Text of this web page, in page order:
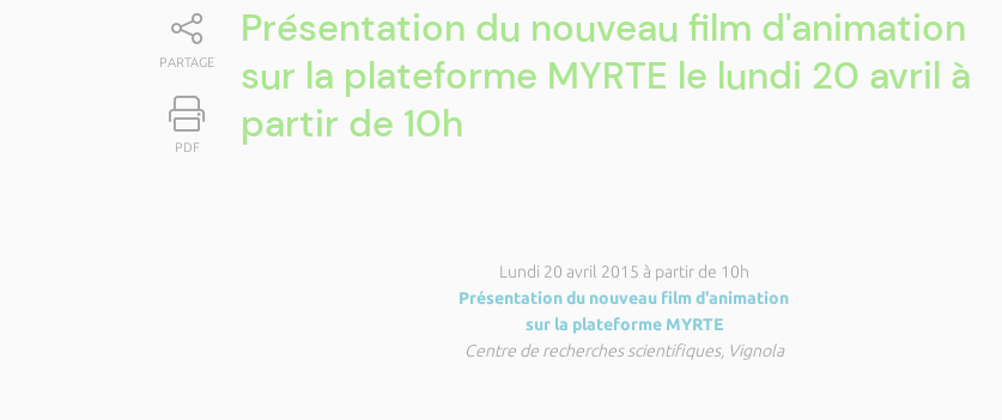
PARTAGE
PDF
Présentation du nouveau film d'animation
sur la plateforme MYRTE le lundi 20 avril à
partir de 10h
Lundi 20 avril 2015 à partir de 10h
Présentation du nouveau film d'animation
sur la plateforme MYRTE
Centre de recherches scientifiques, Vignola